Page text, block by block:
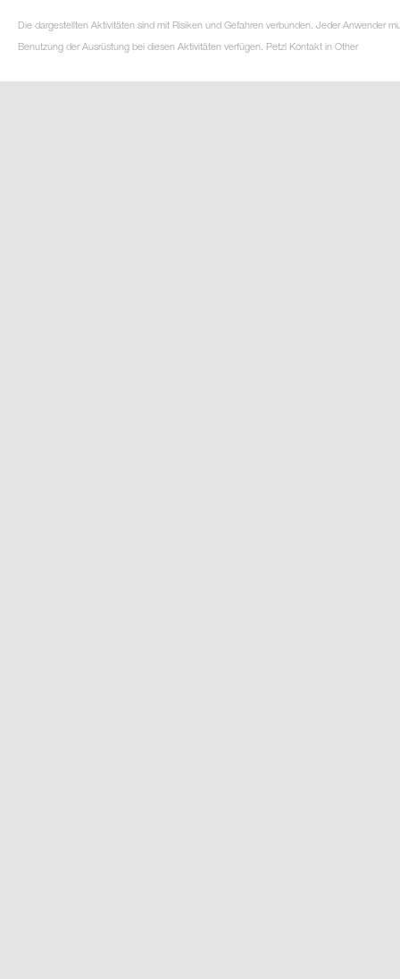
Die dargestellten Aktivitäten sind mit Risiken und Gefahren verbunden. Jeder Anwender
Benutzung der Ausrüstung bei diesen Aktivitäten verfügen. Petzl Kontakt in Other